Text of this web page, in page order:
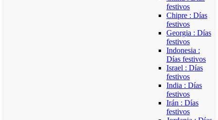
festivos
Chipre : Días
festivos
Georgia : Días
festivos
Indonesia :
Días festivos
Israel : Días
festivos
India : Días
festivos
Irán : Días
festivos